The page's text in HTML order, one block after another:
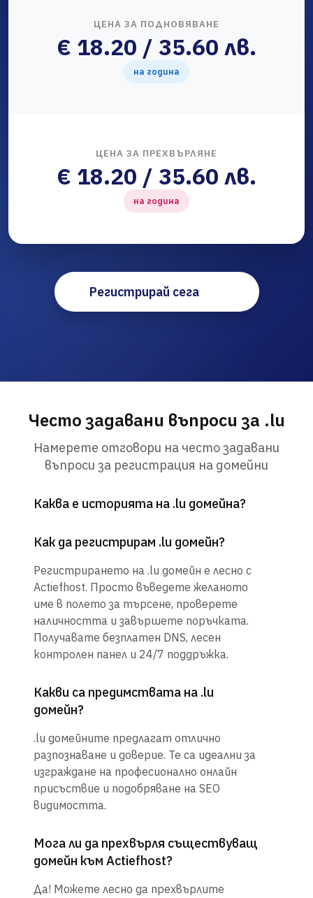
ЦЕНА ЗА ПОДНОВЯВАНЕ
€ 18.20 / 35.60 лв.
на година
ЦЕНА ЗА ПРЕХВЪРЛЯНЕ
€ 18.20 / 35.60 лв.
на година
Регистрирай сега
Често задавани въпроси за .lu
Намерете отговори на често задавани
въпроси за регистрация на домейни
Каква е историята на .lu домейна?
Как да регистрирам .lu домейн?
Регистрирането на .lu домейн е лесно с
Actiefhost. Просто въведете желаното
име в полето за търсене, проверете
наличността и завършете поръчката.
Получавате безплатен DNS, лесен
контролен панел и 24/7 поддръжка.
Какви са предимствата на .lu
домейн?
.lu домейните предлагат отлично
разпознаване и доверие. Те са идеални за
изграждане на професионално онлайн
присъствие и подобряване на SEO
видимостта.
Мога ли да прехвърля съществуващ
домейн към Actiefhost?
Да! Можете лесно да прехвърлите